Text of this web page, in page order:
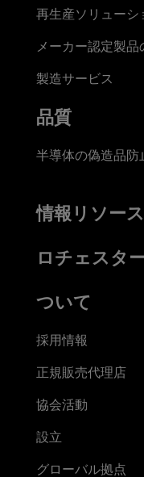
再生産ソリューシ
メーカー認定製
製造サービス
品質
半導体の偽造品防
情報リソース
ロチェスタ
ついて
採用情報
正規販売代理店
協会活動
設立
グローバル拠点